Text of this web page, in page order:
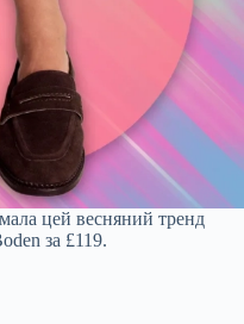
цей весняний тренд
за £119.